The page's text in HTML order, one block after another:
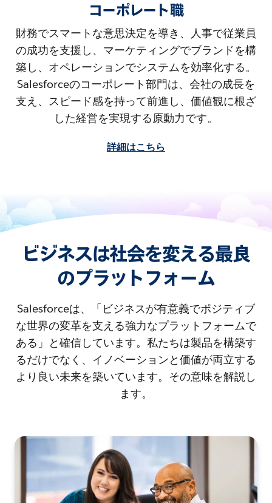
コーポレート職
財務でスマートな意思決定を導き、人事で従業員
の成功を支援し、マーケティングでブランドを構
築し、オペレーションでシステムを効率化する。
Salesforceのコーポレート部門は、会社の成長を
支え、スピード感を持って前進し、価値観に根ざ
した経営を実現する原動力です。
詳細はこちら
ビジネスは社会を変える最良
のプラットフォーム
Salesforceは、「ビジネスが有意義でポジティブ
な世界の変革を支える強力なプラットフォームで
ある」と確信しています。私たちは製品を構築す
るだけでなく、イノベーションと価値が両立する
より良い未来を築いています。その意味を解説し
ます。